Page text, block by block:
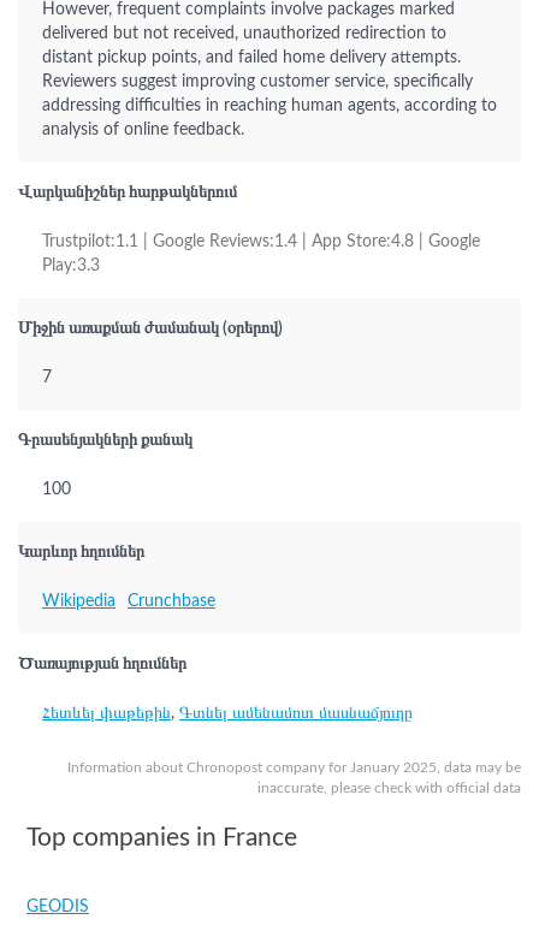
Information about Chronopost company for January 2025, data may be
inaccurate, please check with official data
However, frequent complaints involve packages marked
delivered but not received, unauthorized redirection to
distant pickup points, and failed home delivery attempts.
Reviewers suggest improving customer service, specifically
addressing difficulties in reaching human agents, according to
analysis of online feedback.
Վարկանիշներ հարթակներում
Trustpilot:1.1 | Google Reviews:1.4 | App Store:4.8 | Google
Play:3.3
Միջին առաքման ժամանակ (օրերով)
7
Գրասենյակների քանակ
100
Կարևոր հղումներ
Wikipedia Crunchbase
Ծառայության հղումներ
Հետևել փաթեթին, Գտնել ամենամոտ մասնաճյուղը
Top companies in France
GEODIS